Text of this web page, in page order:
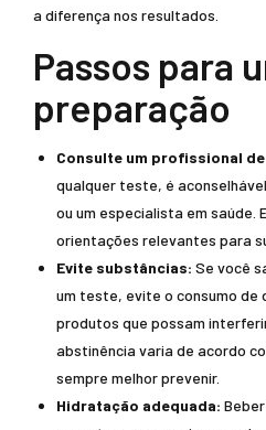
a diferença nos resultados.
Passos para
preparação
Consulte um profissional
qualquer teste, é
ou um especialista em saúde.
orientações relevantes para
Evite substâncias: Se você
um teste, evite o consumo de
produtos que possam
abstinência varia de acordo
sempre melhor prevenir.
Hidratação adequada: